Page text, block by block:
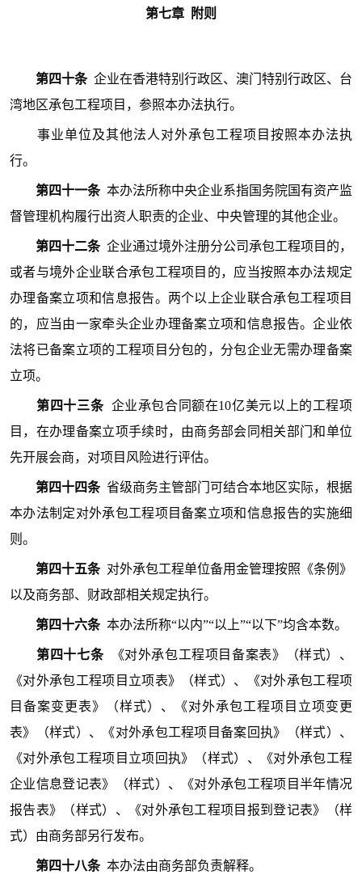
第七章 附则
第四十条 企业在香港特别行政区、澳门特别行政区、台
湾地区承包工程项目，参照本办法执行。
事业单位及其他法人对外承包工程项目按照本办法执
行。
第四十一条 本办法所称中央企业系指国务院国有资产监
督管理机构履行出资人职责的企业、中央管理的其他企业。
第四十二条 企业通过境外注册分公司承包工程项目的，
或者与境外企业联合承包工程项目的，应当按照本办法规定
办理备案立项和信息报告。两个以上企业联合承包工程项目
的，应当由一家牵头企业办理备案立项和信息报告。企业依
法将已备案立项的工程项目分包的，分包企业无需办理备案
立项。
第四十三条 企业承包合同额在10亿美元以上的工程项
目，在办理备案立项手续时，由商务部会同相关部门和单位
先开展会商，对项目风险进行评估。
第四十四条 省级商务主管部门可结合本地区实际，根据
本办法制定对外承包工程项目备案立项和信息报告的实施细
则。
第四十五条 对外承包工程单位备用金管理按照《条例》
以及商务部、财政部相关规定执行。
第四十六条 本办法所称“以内”“以上”“以下”均含本数。
第四十七条
《对外承包工程项目备案表》（样式）、
《对外承包工程项目立项表》（样式）、《对外承包工程项
目备案变更表》（样式）、《对外承包工程项目立项变更
表》（样式）、《对外承包工程项目备案回执》（样式）、
《对外承包工程项目立项回执》（样式）、《对外承包工程
企业信息登记表》（样式）、《对外承包工程项目半年情况
报告表》（样式）、《对外承包工程项目报到登记表》（样
式）由商务部另行发布。
第四十八条 本办法由商务部负责解释。